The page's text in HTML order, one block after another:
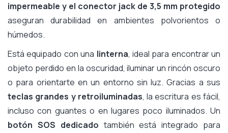
impermeable y el conector jack de 3,5 mm protegido
aseguran durabilidad en ambientes polvorientos o
húmedos.
Está equipado con una linterna, ideal para encontrar un
objeto perdido en la oscuridad, iluminar un rincón oscuro
o para orientarte en un entorno sin luz. Gracias a sus
teclas grandes y retroiluminadas, la escritura es fácil,
incluso con guantes o en lugares poco iluminados. Un
botón SOS dedicado también está integrado para